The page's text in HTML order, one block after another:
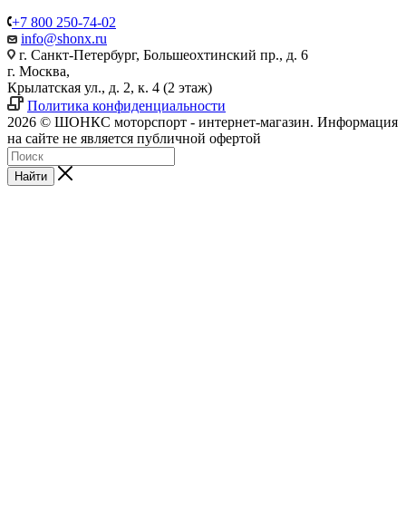
+7 800 250-74-02
info@shonx.ru
г. Санкт-Петербург, Большеохтинский пр., д. 6
г. Москва,
Крылатская ул., д. 2, к. 4 (2 этаж)
Политика конфиденциальности
2026 © ШОНКС моторспорт - интернет-магазин. Информация
на сайте не является публичной офертой
Найти